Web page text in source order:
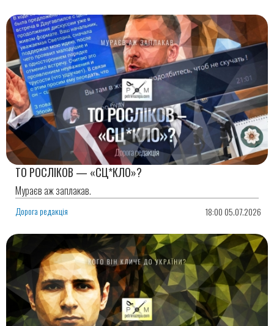
ТО РОСЛІКОВ — «СЦ*КЛО»?
Мураєв аж заплакав.
Дорога редакція 18:00 05.07.2026